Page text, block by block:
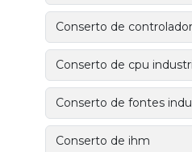
Conserto de
Conserto de cpu
Conserto de fontes
Conserto de ihm